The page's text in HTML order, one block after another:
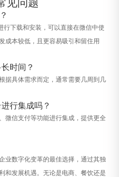
见问题
行下载和安装，可以直接在微信中使
成本较低，且更容易吸引和留住用
时间？
据具体需求而定，通常需要几周到几
行集成吗？
微信支付等功能进行集成，提供更全
业数字化变革的最佳选择，通过其独
和发展机遇。无论是电商、餐饮还是